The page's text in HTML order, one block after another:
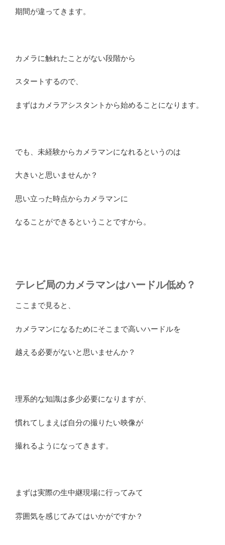
期間が違ってきます。
カメラに触れたことがない段階から
スタートするので、
まずはカメラアシスタントから始めることになります。
でも、未経験からカメラマンになれるというのは
大きいと思いませんか？
思い立った時点からカメラマンに
なることができるということですから。
テレビ局のカメラマンはハードル低め？
ここまで見ると、
カメラマンになるためにそこまで高いハードルを
越える必要がないと思いませんか？
理系的な知識は多少必要になりますが、
慣れてしまえば自分の撮りたい映像が
撮れるようになってきます。
まずは実際の生中継現場に行ってみて
雰囲気を感じてみてはいかがですか？